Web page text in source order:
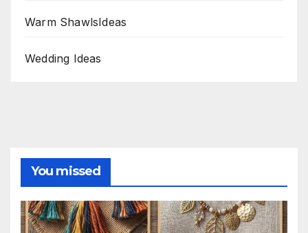
Warm ShawlsIdeas
Wedding Ideas
You missed